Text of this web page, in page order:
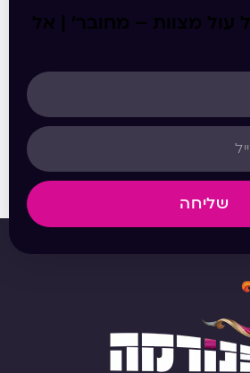
עול מצוות – מחובר’ | אל
שליחה